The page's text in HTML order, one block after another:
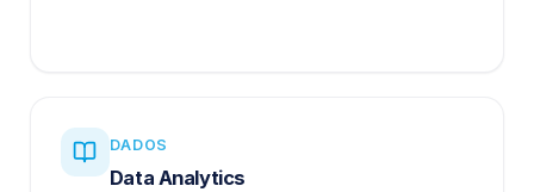
DADOS
Data Analytics